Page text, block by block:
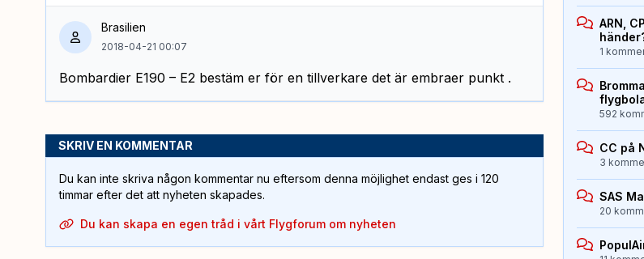
Brasilien
2018-04-21 00:07
Bombardier E190 – E2 bestäm er för en tillverkare det är embraer punkt .
SKRIV EN KOMMENTAR
Du kan inte skriva någon kommentar nu eftersom denna möjlighet endast ges i 120
timmar efter det att nyheten skapades.
Du kan skapa en egen tråd i vårt Flygforum om nyheten
ARN,
1
592
CC på
3
SAS
20